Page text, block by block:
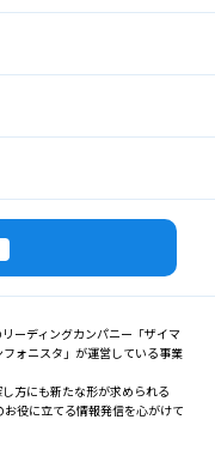
ーディングカンパニー「ザイマ
ォニスタ」が運営している事業
方にも新たな形が求められる
役に立てる情報発信を心がけて